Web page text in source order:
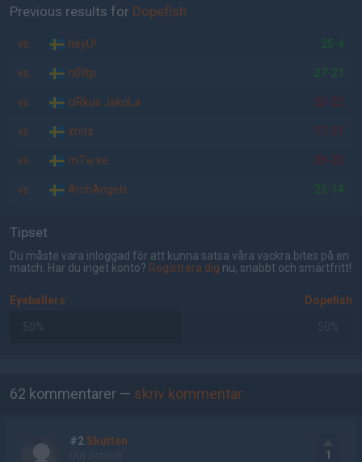
Previous results for Dopefish
vs. heyU! 25-4
vs. n0lltp 27-21
vs. ciRkus JakoLa 26-22
vs. znitz 17-31
vs. mTw.se 28-20
vs. ArchAngels 25-14
Tipset
Du måste vara inloggad för att kunna satsa våra vackra bites på en
match. Har du inget konto? Registrera dig nu, snabbt och smärtfritt!
Eyeballers Dopefish
50% 50%
62 kommentarer — skriv kommentar
#2 Skutten
1